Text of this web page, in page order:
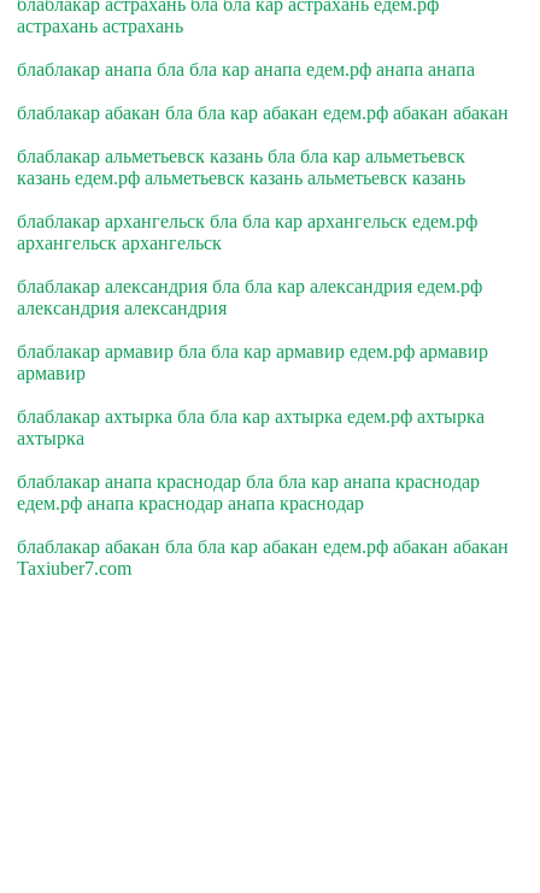
астрахань астрахань
блаблакар анапа бла бла кар анапа едем.рф анапа анапа
блаблакар абакан бла бла кар абакан едем.рф абакан абакан
блаблакар альметьевск казань бла бла кар альметьевск
казань едем.рф альметьевск казань альметьевск казань
блаблакар архангельск бла бла кар архангельск едем.рф
архангельск архангельск
блаблакар александрия бла бла кар александрия едем.рф
александрия александрия
блаблакар армавир бла бла кар армавир едем.рф армавир
армавир
блаблакар ахтырка бла бла кар ахтырка едем.рф ахтырка
ахтырка
блаблакар анапа краснодар бла бла кар анапа краснодар
едем.рф анапа краснодар анапа краснодар
блаблакар абакан бла бла кар абакан едем.рф абакан абакан
Taxiuber7.com